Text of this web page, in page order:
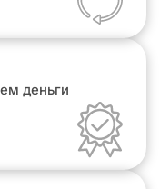
деньги